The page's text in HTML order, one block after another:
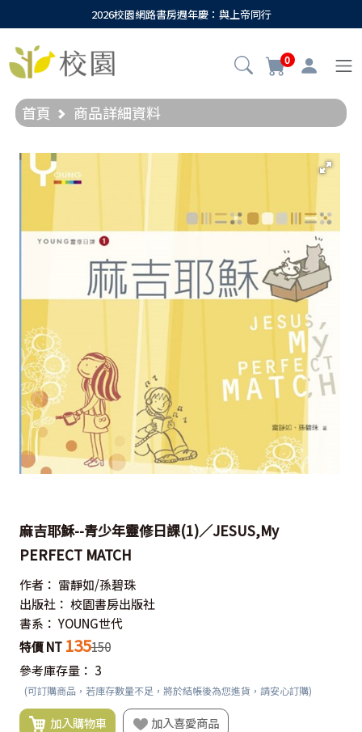
2026校園網路書房週年慶：與上帝同行
0
首頁 商品詳細資料
麻吉耶穌--青少年靈修日課(1)／JESUS,My
PERFECT MATCH
作者： 雷靜如/孫碧珠
出版社： 校園書房出版社
書系： YOUNG世代
特價 NT 135150
參考庫存量： 3
(可訂購商品，若庫存數量不足，將於結帳後為您進貨，請安心訂購)
加入購物車 加入喜愛商品